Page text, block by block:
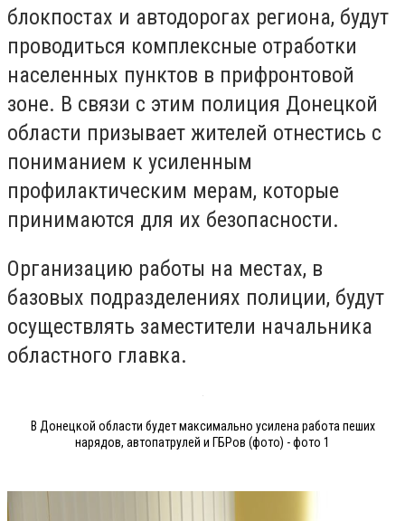
блокпостах и ​​автодорогах региона, будут
проводиться комплексные отработки
населенных пунктов в прифронтовой
зоне. В связи с этим полиция Донецкой
области призывает жителей отнестись с
пониманием к усиленным
профилактическим мерам, которые
принимаются для их безопасности.
Организацию работы на местах, в
базовых подразделениях полиции, будут
осуществлять заместители начальника
областного главка.
В Донецкой области будет максимально усилена работа пеших
нарядов, автопатрулей и ГБРов (фото) - фото 1